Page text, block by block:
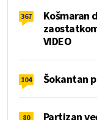
367
Košmaran
VIDEO
104 Šokantan
80
Partizan